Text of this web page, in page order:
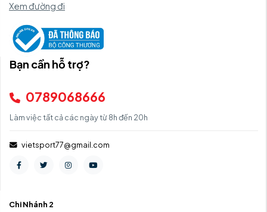
Xem đường đi
Bạn cần hỗ trợ?
0789068666
Làm việc tất cả các ngày từ 8h đến 20h
vietsport77@gmail.com
Chi Nhánh 2